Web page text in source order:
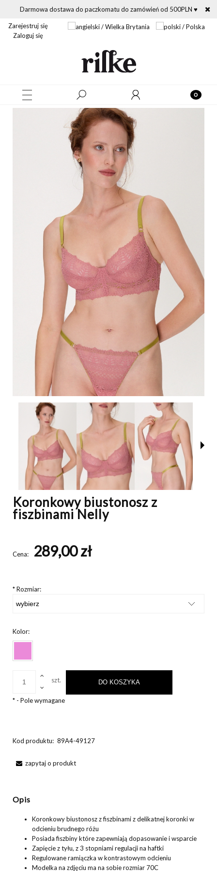
Darmowa dostawa do paczkomatu do zamówień od 500PLN ♥
Zarejestruj się
Zaloguj się
Koronkowy biustonosz z
fiszbinami Nelly
Cena: 289,00 zł
*Rozmiar:
Kolor:
szt. DO KOSZYKA
* - Pole wymagane
Kod produktu: 89A4-49127
zapytaj o produkt
Opis
Koronkowy biustonosz z fiszbinami z delikatnej koronki w
odcieniu brudnego różu
Posiada fiszbiny które zapewniają dopasowanie i wsparcie
Zapięcie z tyłu, z 3 stopniami regulacji na haftki
Regulowane ramiączka w kontrastowym odcieniu
Modelka na zdjęciu ma na sobie rozmiar 70C